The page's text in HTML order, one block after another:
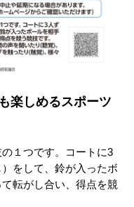
楽しめるスポーツ
１つです。コートに3
をして、鈴が入ったボ
転がし合い、得点を競